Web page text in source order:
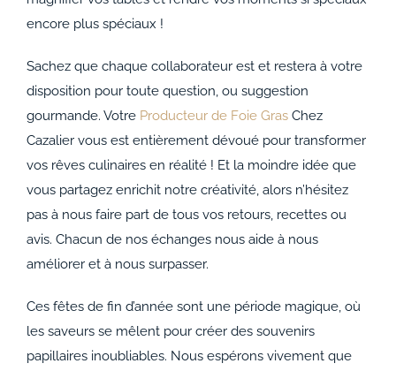
encore plus spéciaux !
Sachez que chaque collaborateur est et restera à votre
disposition pour toute question, ou suggestion
gourmande. Votre Producteur de Foie GrasChez
Cazalier vous est entièrement dévoué pour transformer
vos rêves culinaires en réalité ! Et la moindre idée que
vous partagez enrichit notre créativité, alors n’hésitez
pas à nous faire part de tous vos retours, recettes ou
avis. Chacun de nos échanges nous aide à nous
améliorer et à nous surpasser.
Ces fêtes de fin d’année sont une période magique, où
les saveurs se mêlent pour créer des souvenirs
papillaires inoubliables. Nous espérons vivement que